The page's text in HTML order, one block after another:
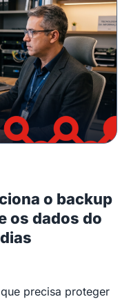
o backup
os dados do
precisa proteger